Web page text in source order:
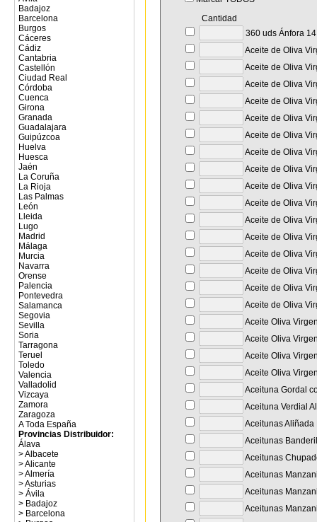
Badajoz
Barcelona
Burgos
Cáceres
Cádiz
Cantabria
Castellón
Ciudad Real
Córdoba
Cuenca
Girona
Granada
Guadalajara
Guipúzcoa
Huelva
Huesca
Jaén
La Coruña
La Rioja
Las Palmas
León
Lleida
Lugo
Madrid
Málaga
Murcia
Navarra
Orense
Palencia
Pontevedra
Salamanca
Segovia
Sevilla
Soria
Tarragona
Teruel
Toledo
Valencia
Valladolid
Vizcaya
Zamora
Zaragoza
A Toda España
Provincias Distribuidor:
Álava
>Albacete
>Alicante
>Almería
>Asturias
> Ávila
> Badajoz
> Barcelona
Cantidad
360 uds Ánfora
Aceite de Oliva
Aceite de Oliva
Aceite de Oliva
Aceite de Oliva
Aceite de Oliva
Aceite de Oliva
Aceite de Oliva
Aceite de Oliva
Aceite de Oliva
Aceite de Oliva
Aceite de Oliva
Aceite de Oliva
Aceite de Oliva
Aceite de Oliva
Aceite de Oliva
Aceite de Oliva
Aceite Oliva
Aceite Oliva
Aceite Oliva
Aceite Oliva
Aceituna Gordal
Aceituna Verdial
Aceitunas Aliñada
Aceitunas
Aceitunas
Aceitunas
Aceitunas
Aceitunas